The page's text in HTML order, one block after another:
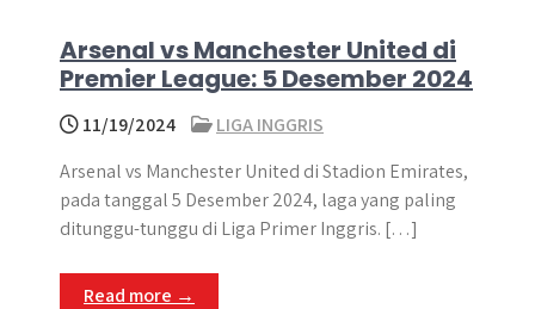
Arsenal vs Manchester United di
Premier League: 5 Desember 2024
11/19/2024
LIGA INGGRIS
Arsenal vs Manchester United di Stadion Emirates,
pada tanggal 5 Desember 2024, laga yang paling
ditunggu-tunggu di Liga Primer Inggris. […]
Read more →